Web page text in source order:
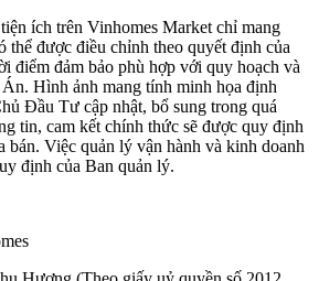
ích trên Vinhomes Market chỉ mang
thể được điều chỉnh theo quyết định của
điểm đảm bảo phù hợp với quy hoạch và
Hình ảnh mang tính minh họa định
Đầu Tư cập nhật, bổ sung trong quá
tin, cam kết chính thức sẽ được quy định
bán. Việc quản lý vận hành và kinh doanh
định của Ban quản lý.